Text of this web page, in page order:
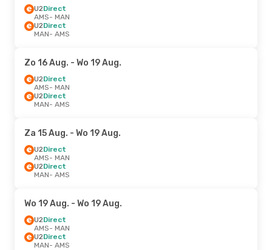
U2Direct
AMS- MAN
U2Direct
MAN- AMS
Zo 16 Aug. - Wo 19 Aug.
U2Direct
AMS- MAN
U2Direct
MAN- AMS
Za 15 Aug. - Wo 19 Aug.
U2Direct
AMS- MAN
U2Direct
MAN- AMS
Wo 19 Aug. - Wo 19 Aug.
U2Direct
AMS- MAN
U2Direct
MAN- AMS